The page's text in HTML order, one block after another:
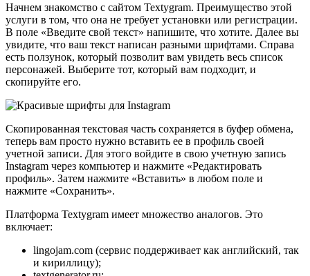
Начнем знакомство с сайтом Textygram. Преимущество этой
услуги в том, что она не требует установки или регистрации.
В поле «Введите свой текст» напишите, что хотите. Далее вы
увидите, что ваш текст написан разными шрифтами. Справа
есть ползунок, который позволит вам увидеть весь список
персонажей. Выберите тот, который вам подходит, и
скопируйте его.
Скопированная текстовая часть сохраняется в буфер обмена,
теперь вам просто нужно вставить ее в профиль своей
учетной записи. Для этого войдите в свою учетную запись
Instagram через компьютер и нажмите «Редактировать
профиль». Затем нажмите «Вставить» в любом поле и
нажмите «Сохранить».
Платформа Textygram имеет множество аналогов. Это
включает:
lingojam.com (сервис поддерживает как английский, так
и кириллицу);